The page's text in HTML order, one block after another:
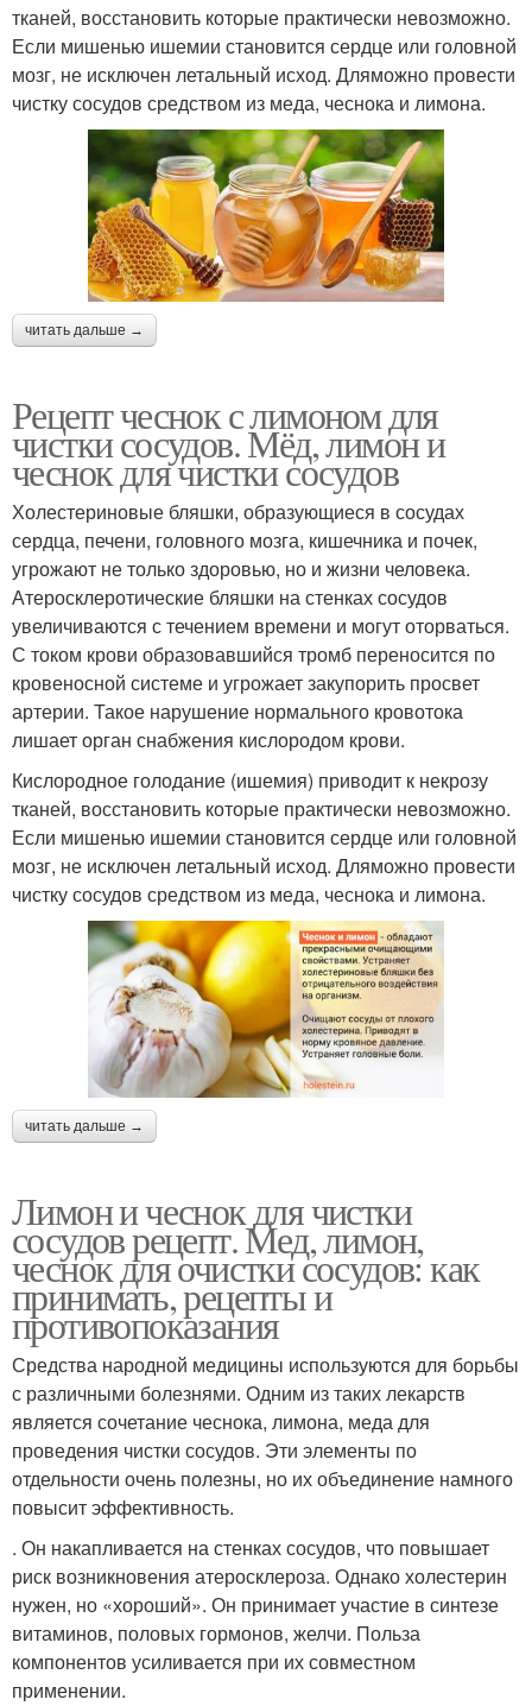
тканей, восстановить которые практически невозможно.
Если мишенью ишемии становится сердце или головной
мозг, не исключен летальный исход. Дляможно провести
чистку сосудов средством из меда, чеснока и лимона.
читать дальше →
Рецепт чеснок с лимоном для
чистки сосудов. Мёд, лимон и
чеснок для чистки сосудов
Холестериновые бляшки, образующиеся в сосудах
сердца, печени, головного мозга, кишечника и почек,
угрожают не только здоровью, но и жизни человека.
Атеросклеротические бляшки на стенках сосудов
увеличиваются с течением времени и могут оторваться.
С током крови образовавшийся тромб переносится по
кровеносной системе и угрожает закупорить просвет
артерии. Такое нарушение нормального кровотока
лишает орган снабжения кислородом крови.
Кислородное голодание (ишемия) приводит к некрозу
тканей, восстановить которые практически невозможно.
Если мишенью ишемии становится сердце или головной
мозг, не исключен летальный исход. Дляможно провести
чистку сосудов средством из меда, чеснока и лимона.
читать дальше →
Лимон и чеснок для чистки
сосудов рецепт. Мед, лимон,
чеснок для очистки сосудов: как
принимать, рецепты и
противопоказания
Средства народной медицины используются для борьбы
с различными болезнями. Одним из таких лекарств
является сочетание чеснока, лимона, меда для
проведения чистки сосудов. Эти элементы по
отдельности очень полезны, но их объединение намного
повысит эффективность.
. Он накапливается на стенках сосудов, что повышает
риск возникновения атеросклероза. Однако холестерин
нужен, но «хороший». Он принимает участие в синтезе
витаминов, половых гормонов, желчи. Польза
компонентов усиливается при их совместном
применении.